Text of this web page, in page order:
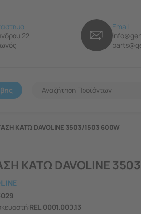
22
Email
ΚΑΤΩ DAVOLINE 3503/1503 600W
ΚΑΤΩ DAVOLINE
REL.0001.000.13